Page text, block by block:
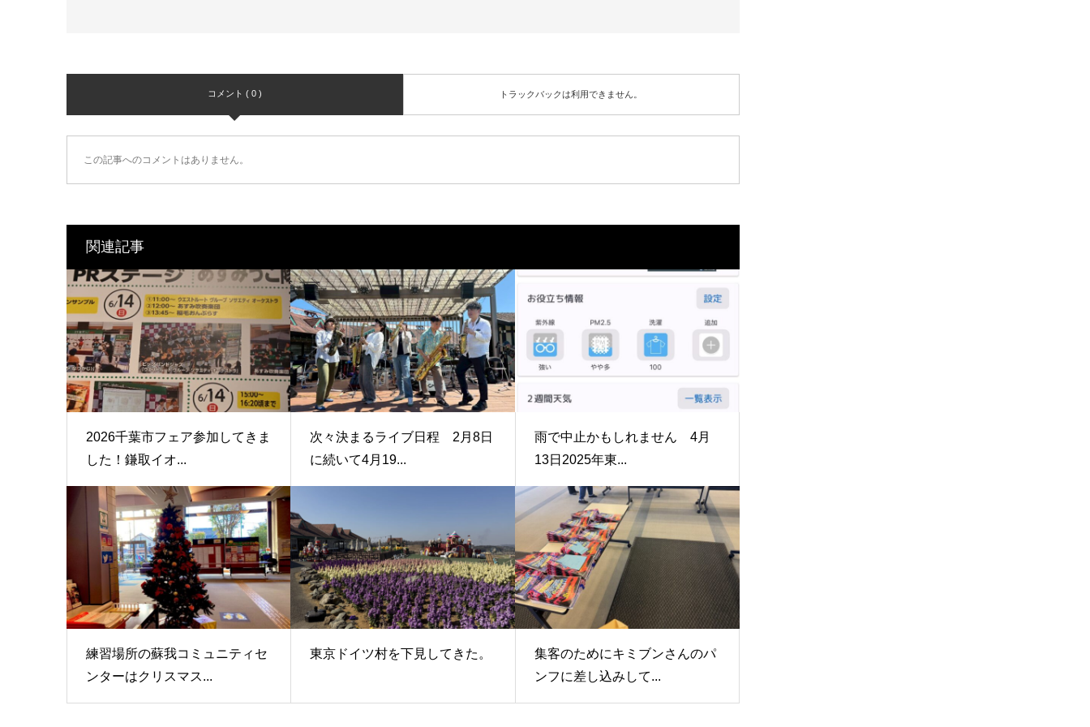
コメント ( 0 ) トラックバックは利用できません。
この記事へのコメントはありません。
関連記事
2026千葉市フェア参加してきま
した！鎌取イオ...
次々決まるライブ日程 2月8日
に続いて4月19...
雨で中止かもしれません 4月
13日2025年東...
練習場所の蘇我コミュニティセ
ンターはクリスマス...
東京ドイツ村を下見してきた。
集客のためにキミブンさんのパ
ンフに差し込みして...